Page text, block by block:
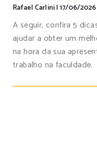
Rafael Carlini|17/06/2026
A seguir, confira 5
ajudar a obter um
na hora da sua
trabalho na faculdade.